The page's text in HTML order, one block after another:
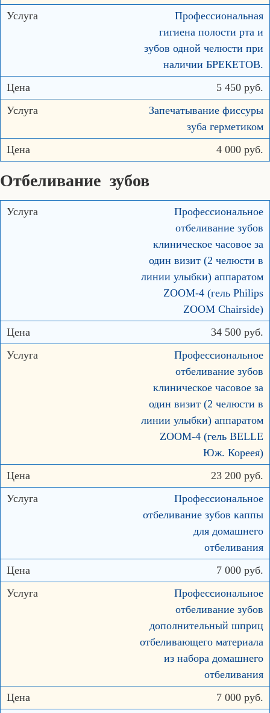
Профессиональная
гигиена полости рта и
зубов одной челюсти при
наличии БРЕКЕТОВ.
5 450 руб.
Запечатывание фиссуры
зуба герметиком
4 000 руб.
Отбеливание зубов
Профессиональное
отбеливание зубов
клиническое часовое за
один визит (2 челюсти в
линии улыбки) аппаратом
ZOOM-4 (гель Philips
ZOOM Chairside)
34 500 руб.
Профессиональное
отбеливание зубов
клиническое часовое за
один визит (2 челюсти в
линии улыбки) аппаратом
ZOOM-4 (гель BELLE
Юж. Кореея)
23 200 руб.
Профессиональное
отбеливание зубов каппы
для домашнего
отбеливания
7 000 руб.
Профессиональное
отбеливание зубов
дополнительный шприц
отбеливающего материала
из набора домашнего
отбеливания
7 000 руб.